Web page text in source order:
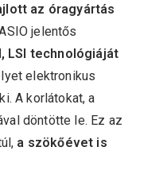
az óragyártás
jelentős
LSI technológiáját
elektronikus
A korlátokat, a
döntötte le. Ez az
a szökőévet is